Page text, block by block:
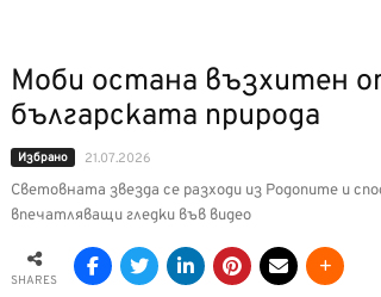
Моби остана възхитен
българската природа
Избрано 21.07.2026
Световната звезда се разходи из Родопите и
впечатляващи гледки във видео
SHARES